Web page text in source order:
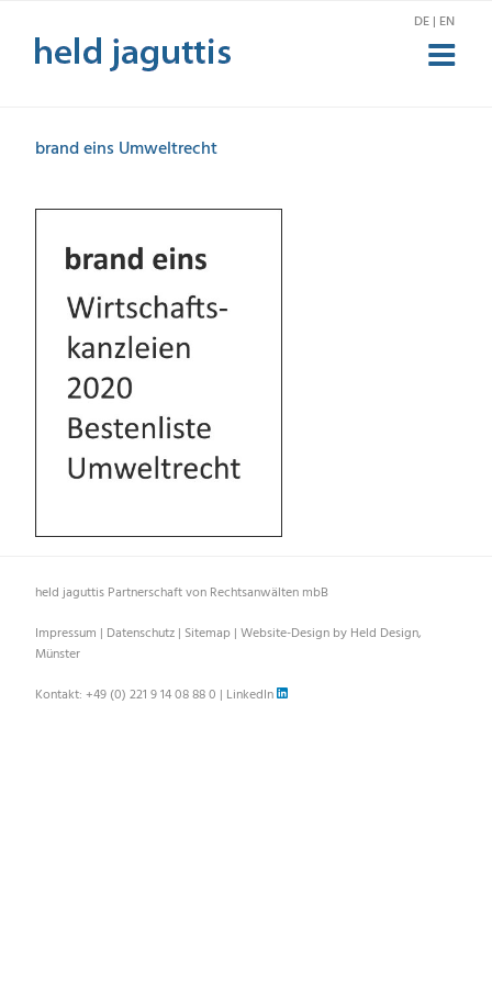
Inhalt
springen
DE | EN
brand eins Umweltrecht
held jaguttis Partnerschaft von Rechtsanwälten mbB
Impressum | Datenschutz | Sitemap | Website-Design by Held Design,
Münster
Kontakt: +49 (0) 221 9 14 08 88 0 | LinkedIn